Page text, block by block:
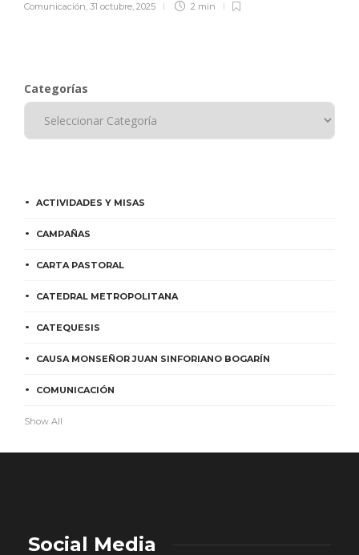
Comunicación, 31 octubre, 2025 2 min
Categorías
ACTIVIDADES Y MISAS
CAMPAÑAS
CARTA PASTORAL
CATEDRAL METROPOLITANA
CATEQUESIS
CAUSA MONSEÑOR JUAN SINFORIANO BOGARÍN
COMUNICACIÓN
Show All
Social Media